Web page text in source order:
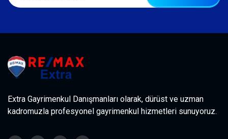
Extra Gayrimenkul Danışmanları olarak, dürüst ve uzman
kadromuzla profesyonel gayrimenkul hizmetleri sunuyoruz.